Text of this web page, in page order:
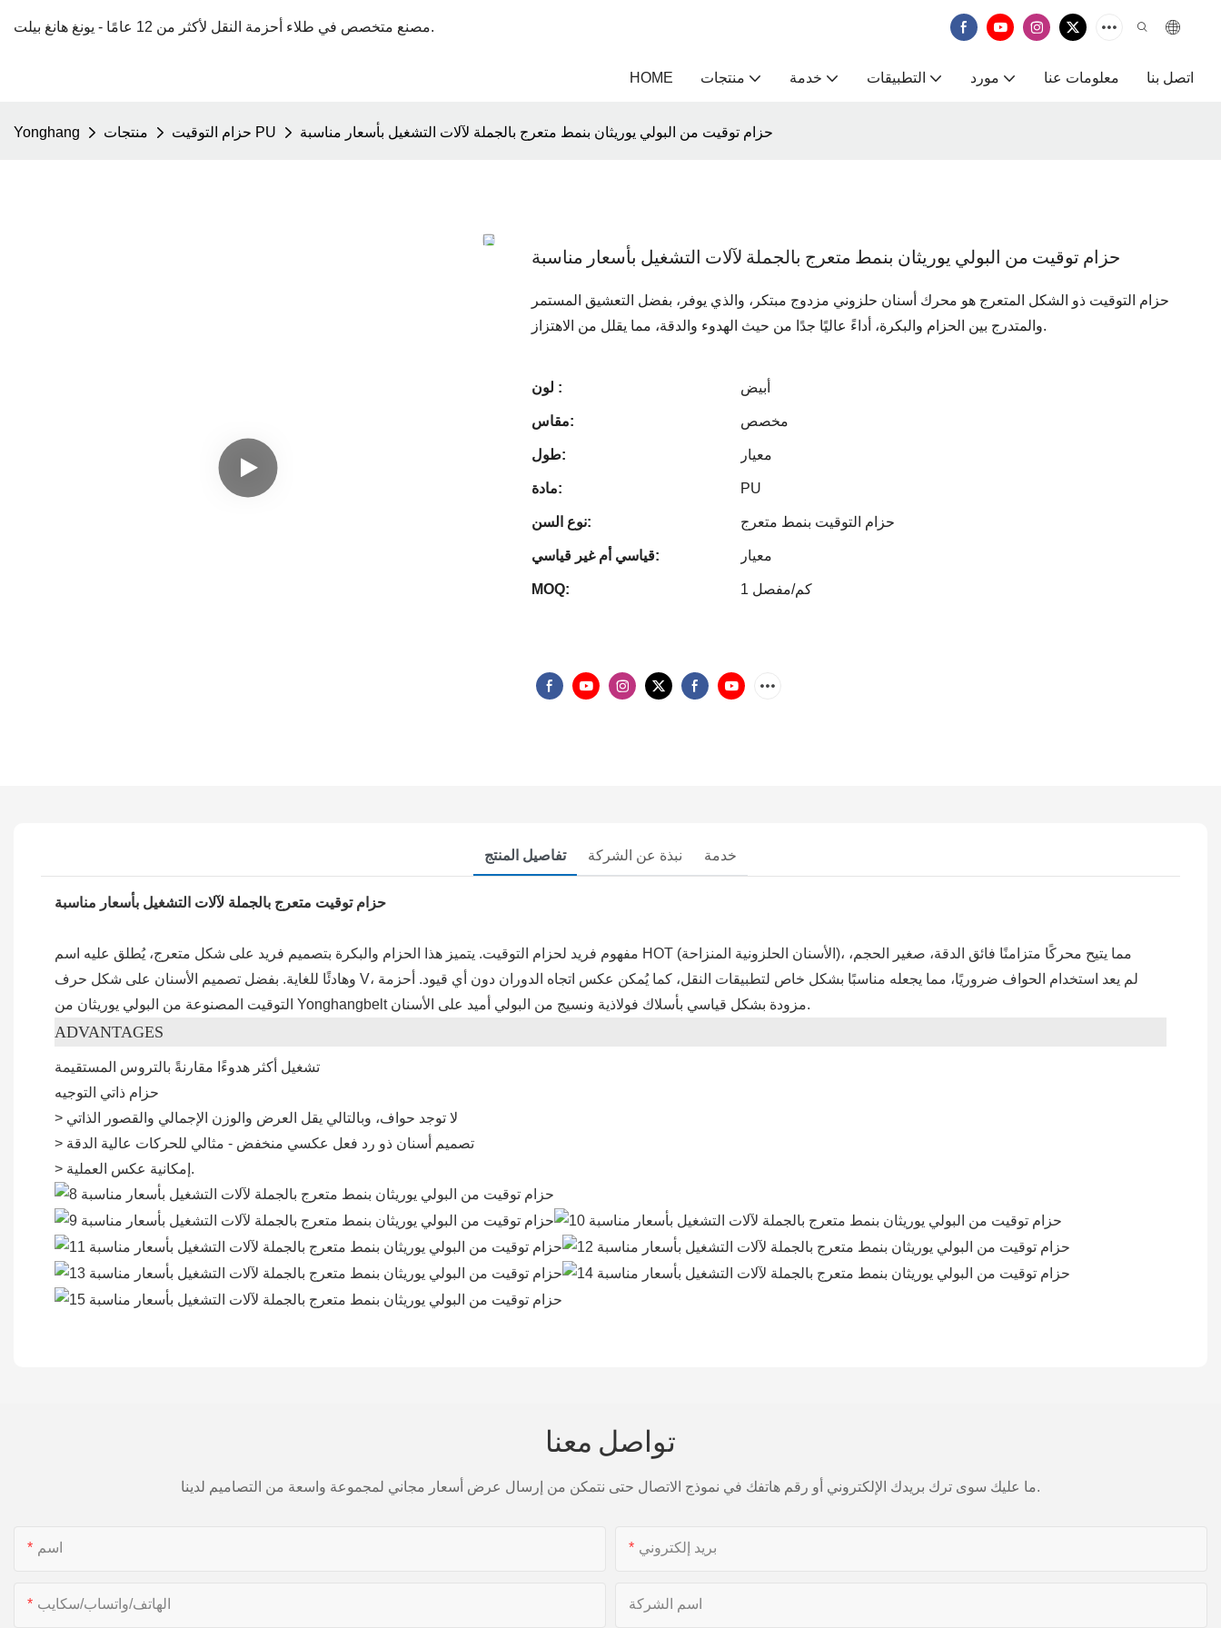
مصنع متخصص في طلاء أحزمة النقل لأكثر من 12 عامًا - يونغ هانغ بيلت.
HOME منتجات خدمة التطبيقات مورد معلومات عنا اتصل بنا
Yonghang منتجات حزام التوقيت PU حزام توقيت من البولي يوريثان بنمط متعرج بالجملة لآلات التشغيل بأسعار مناسبة
حزام توقيت من البولي يوريثان بنمط متعرج بالجملة لآلات التشغيل بأسعار مناسبة
حزام التوقيت ذو الشكل المتعرج هو محرك أسنان حلزوني مزدوج مبتكر، والذي يوفر، بفضل التعشيق المستمر
والمتدرج بين الحزام والبكرة، أداءً عاليًا جدًا من حيث الهدوء والدقة، مما يقلل من الاهتزاز.
لون : أبيض
مقاس: مخصص
طول: معيار
مادة: PU
نوع السن: حزام التوقيت بنمط متعرج
قياسي أم غير قياسي: معيار
MOQ: 1 كم/مفصل
تفاصيل المنتج نبذة عن الشركة خدمة
حزام توقيت متعرج بالجملة لآلات التشغيل بأسعار مناسبة
مفهوم فريد لحزام التوقيت. يتميز هذا الحزام والبكرة بتصميم فريد على شكل متعرج، يُطلق عليه اسم HOT (الأسنان الحلزونية المنزاحة)، مما يتيح محركًا متزامنًا فائق الدقة، صغير الحجم،
وهادئًا للغاية. بفضل تصميم الأسنان على شكل حرف V، لم يعد استخدام الحواف ضروريًا، مما يجعله مناسبًا بشكل خاص لتطبيقات النقل، كما يُمكن عكس اتجاه الدوران دون أي قيود. أحزمة
التوقيت المصنوعة من البولي يوريثان من Yonghangbelt مزودة بشكل قياسي بأسلاك فولاذية ونسيج من البولي أميد على الأسنان.
ADVANTAGES
تشغيل أكثر هدوءًا مقارنةً بالتروس المستقيمة
حزام ذاتي التوجيه
> لا توجد حواف، وبالتالي يقل العرض والوزن الإجمالي والقصور الذاتي
> تصميم أسنان ذو رد فعل عكسي منخفض - مثالي للحركات عالية الدقة
> إمكانية عكس العملية.
تواصل معنا
ما عليك سوى ترك بريدك الإلكتروني أو رقم هاتفك في نموذج الاتصال حتى نتمكن من إرسال عرض أسعار مجاني لمجموعة واسعة من التصاميم لدينا.
اسم بريد إلكتروني
الهاتف/واتساب/سكايب اسم الشركة